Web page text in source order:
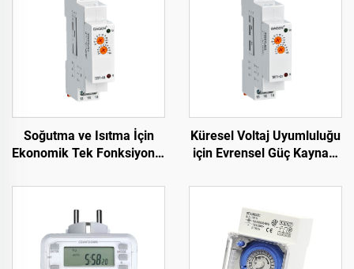
Soğutma ve Isıtma İçin
Ekonomik Tek Fonksiyonlu
Montajı
Küresel Voltaj Uyumluluğu
için Evrensel Güç Kaynağı
AC/DC